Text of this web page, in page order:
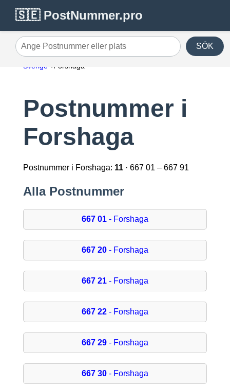
🇸🇪 PostNummer.pro
Ange Postnummer eller plats SÖK
Sverige Forshaga
Postnummer i
Forshaga
Postnummer i Forshaga: 11· 667 01 – 667 91
Alla Postnummer
667 01- Forshaga
667 20- Forshaga
667 21- Forshaga
667 22- Forshaga
667 29- Forshaga
667 30- Forshaga